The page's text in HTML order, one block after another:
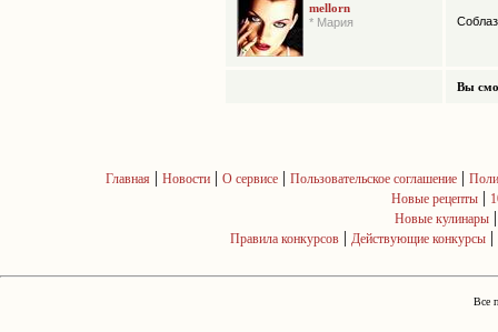
mellorn
* Мария
Вы
Главная | Новости| О сервисе| Пользовательское соглашение|
Новые рецепты |
Новые кулинары
Правила конкурсов | Действующие конкурсы |
Все